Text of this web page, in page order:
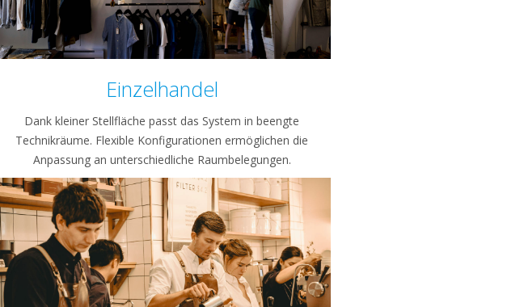
Einzelhandel
Dank kleiner Stellfläche passt das System in beengte
Technikräume. Flexible Konfigurationen ermöglichen die
Anpassung an unterschiedliche Raumbelegungen.